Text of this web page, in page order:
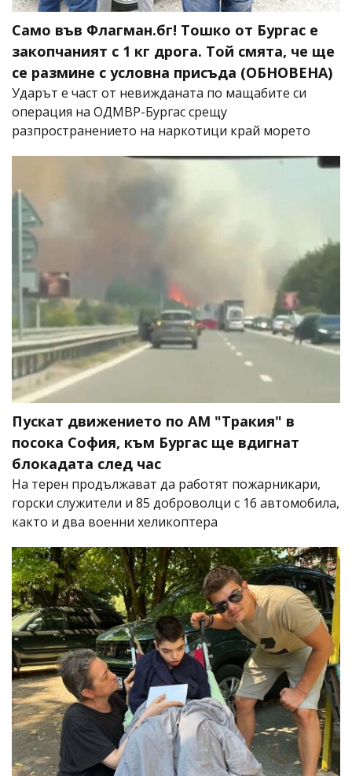
Само във Флагман.бг! Тошко от Бургас е
закопчаният с 1 кг дрога. Той смята, че ще
се размине с условна присъда (ОБНОВЕНА)
Ударът е част от невижданата по мащабите си
операция на ОДМВР-Бургас срещу
разпространението на наркотици край морето
Пускат движението по АМ "Тракия" в
посока София, към Бургас ще вдигнат
блокадата след час
На терен продължават да работят пожарникари,
горски служители и 85 доброволци с 16 автомобила,
както и два военни хеликоптера